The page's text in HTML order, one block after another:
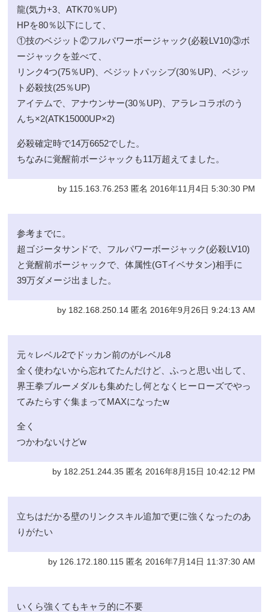
龍(気力+3、ATK70％UP)
HPを80％以下にして、
①技のベジット②フルパワーボージャック(必殺LV10)③ボ
ージャックを並べて、
リンク4つ(75％UP)、ベジットパッシブ(30％UP)、ベジッ
ト必殺技(25％UP)
アイテムで、アナウンサー(30％UP)、アラレコラボのう
んち×2(ATK15000UP×2)
必殺確定時で14万6652でした。
ちなみに覚醒前ボージャックも11万超えてました。
by 115.163.76.253 匿名 2016年11月4日 5:30:30 PM
参考までに。
超ゴジータサンドで、フルパワーボージャック(必殺LV10)
と覚醒前ボージャックで、体属性(GTイベサタン)相手に
39万ダメージ出ました。
by 182.168.250.14 匿名 2016年9月26日 9:24:13 AM
元々レベル2でドッカン前のがレベル8
全く使わないから忘れてたんだけど、ふっと思い出して、
界王拳ブルーメダルも集めたし何となくヒーローズでやっ
てみたらすぐ集まってMAXになったw
全く
つかわないけどw
by 182.251.244.35 匿名 2016年8月15日 10:42:12 PM
立ちはだかる壁のリンクスキル追加で更に強くなったのあ
りがたい
by 126.172.180.115 匿名 2016年7月14日 11:37:30 AM
いくら強くてもキャラ的に不要